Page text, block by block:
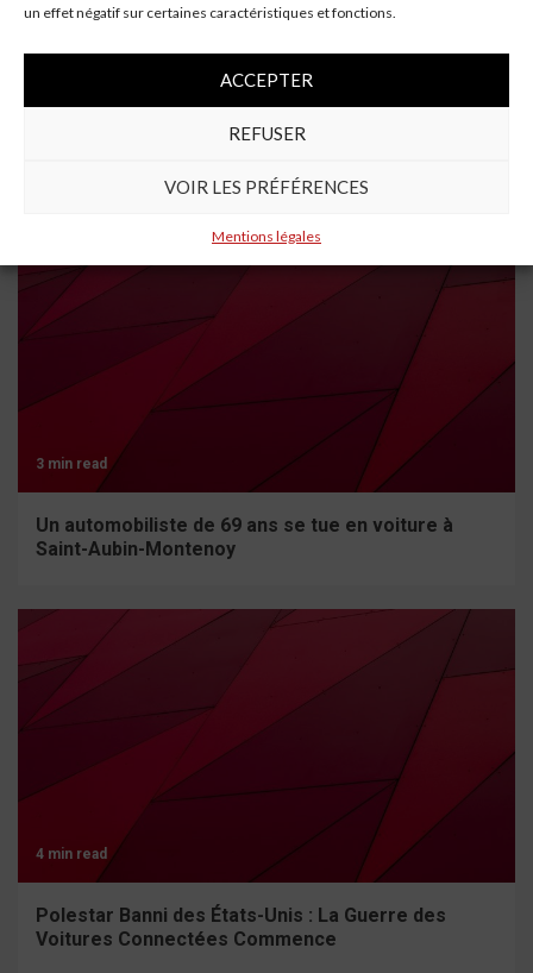
un effet négatif sur certaines caractéristiques et fonctions.
ACCEPTER
REFUSER
VOIR LES PRÉFÉRENCES
Mentions légales
3 min read
Un automobiliste de 69 ans se tue en voiture à
Saint-Aubin-Montenoy
4 min read
Polestar Banni des États-Unis : La Guerre des
Voitures Connectées Commence